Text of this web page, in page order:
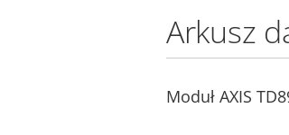
Arkusz
Moduł AXIS